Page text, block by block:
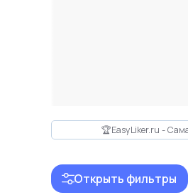
🏆EasyLiker.ru -
Открыть фильтры